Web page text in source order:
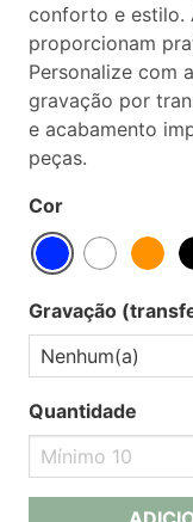
conforto e estilo.
proporcionam
Personalize com
gravação por
e acabamento
peças.
Cor
Gravação
Quantidade